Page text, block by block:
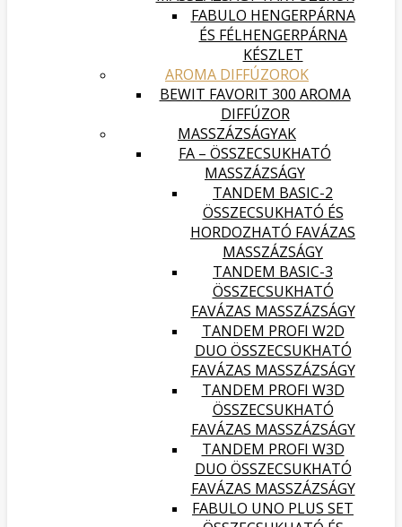
FABULO HENGERPÁRNA
ÉS FÉLHENGERPÁRNA
KÉSZLET
AROMA DIFFÚZOROK
BEWIT FAVORIT 300 AROMA
DIFFÚZOR
MASSZÁZSÁGYAK
FA – ÖSSZECSUKHATÓ
MASSZÁZSÁGY
TANDEM BASIC-2
ÖSSZECSUKHATÓ ÉS
HORDOZHATÓ FAVÁZAS
MASSZÁZSÁGY
TANDEM BASIC-3
ÖSSZECSUKHATÓ
FAVÁZAS MASSZÁZSÁGY
TANDEM PROFI W2D
DUO ÖSSZECSUKHATÓ
FAVÁZAS MASSZÁZSÁGY
TANDEM PROFI W3D
ÖSSZECSUKHATÓ
FAVÁZAS MASSZÁZSÁGY
TANDEM PROFI W3D
DUO ÖSSZECSUKHATÓ
FAVÁZAS MASSZÁZSÁGY
FABULO UNO PLUS SET